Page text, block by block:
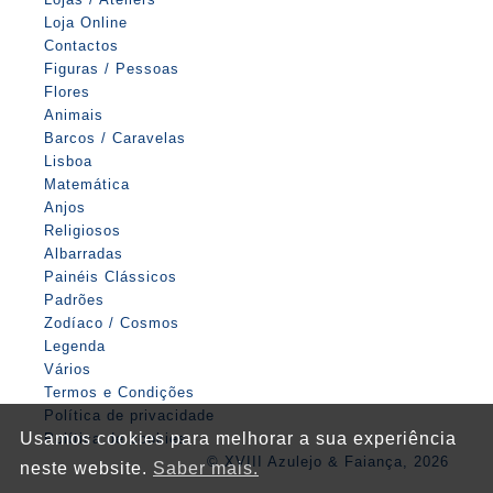
Loja Online
Contactos
Figuras / Pessoas
Flores
Animais
Barcos / Caravelas
Lisboa
Matemática
Anjos
Religiosos
Albarradas
Painéis Clássicos
Padrões
Zodíaco / Cosmos
Legenda
Vários
Termos e Condições
Política de privacidade
Política de cookies
© XVIII Azulejo & Faiança, 2026
Usamos cookies para melhorar a sua experiência
neste website. Saber mais.